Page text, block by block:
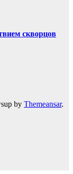
скворцов
by Themeansar.